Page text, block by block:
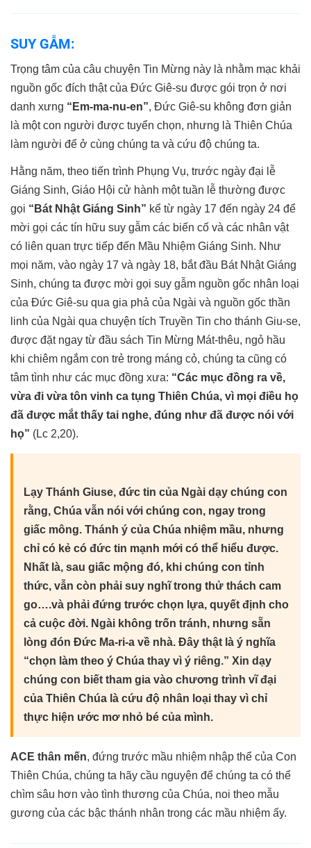
SUY GẪM:
Trọng tâm của câu chuyện Tin Mừng này là nhằm mạc khải
nguồn gốc đích thật của Đức Giê-su được gói trọn ở nơi
danh xưng “Em-ma-nu-en”, Đức Giê-su không đơn giản
là một con người được tuyển chọn, nhưng là Thiên Chúa
làm người để ở cùng chúng ta và cứu độ chúng ta.
Hằng năm, theo tiến trình Phụng Vụ, trước ngày đại lễ
Giáng Sinh, Giáo Hội cử hành một tuần lễ thường được
gọi “Bát Nhật Giáng Sinh” kể từ ngày 17 đến ngày 24 để
mời gọi các tín hữu suy gẫm các biến cố và các nhân vật
có liên quan trực tiếp đến Mầu Nhiệm Giáng Sinh. Như
mọi năm, vào ngày 17 và ngày 18, bắt đầu Bát Nhật Giáng
Sinh, chúng ta được mời gọi suy gẫm nguồn gốc nhân loại
của Đức Giê-su qua gia phả của Ngài và nguồn gốc thần
linh của Ngài qua chuyện tích Truyền Tin cho thánh Giu-se,
được đặt ngay từ đầu sách Tin Mừng Mát-thêu, ngỏ hầu
khi chiêm ngắm con trẻ trong máng cỏ, chúng ta cũng có
tâm tình như các mục đồng xưa: “Các mục đồng ra về,
vừa đi vừa tôn vinh ca tụng Thiên Chúa, vì mọi điều họ
đã được mắt thấy tai nghe, đúng như đã được nói với
họ” (Lc 2,20).
Lạy Thánh Giuse, đức tin của Ngài dạy chúng con
rằng, Chúa vẫn nói với chúng con, ngay trong
giấc mông. Thánh ý của Chúa nhiệm mầu, nhưng
chỉ có kẻ có đức tin mạnh mới có thể hiểu được.
Nhất là, sau giấc mộng đó, khi chúng con tỉnh
thức, vẫn còn phải suy nghĩ trong thử thách cam
go….và phải đứng trước chọn lựa, quyết định cho
cả cuộc đời. Ngài không trốn tránh, nhưng sẵn
lòng đón Đức Ma-ri-a về nhà. Đây thật là ý nghĩa
“chọn làm theo ý Chúa thay vì ý riêng.” Xin dạy
chúng con biết tham gia vào chương trình vĩ đại
của Thiên Chúa là cứu độ nhân loại thay vì chỉ
thực hiện ước mơ nhỏ bé của mình.
ACE thân mến, đứng trước mầu nhiệm nhập thể của Con
Thiên Chúa, chúng ta hãy cầu nguyện để chúng ta có thể
chìm sâu hơn vào tình thương của Chúa, noi theo mẫu
gương của các bậc thánh nhân trong các mầu nhiệm ấy.